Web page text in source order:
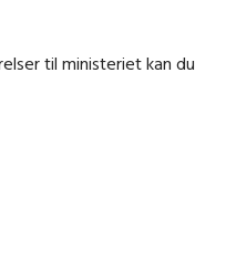
til ministeriet kan du